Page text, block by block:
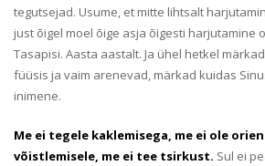
tegutsejad. Usume, et mitte lihtsalt
just õigel moel õige asja õigesti harjutamine
Tasapisi. Aasta aastalt. Ja ühel hetkel
füüsis ja vaim arenevad, märkad kuidas
inimene.
Me ei tegele kaklemisega, me ei ole
võistlemisele, me ei tee tsirkust. Sul ei